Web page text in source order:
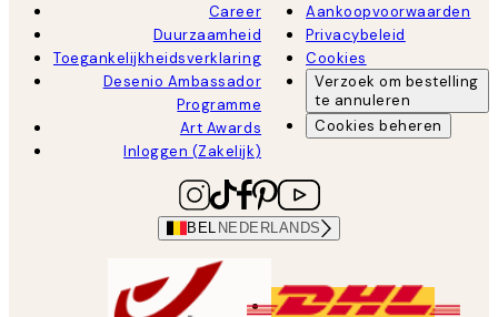
Career
Duurzaamheid
Toegankelijkheidsverklaring
Desenio Ambassador
Programme
Art Awards
Inloggen (Zakelijk)
Aankoopvoorwaarden
Privacybeleid
Cookies
Verzoek om bestelling
te annuleren
Cookies beheren
BEL NEDERLANDS